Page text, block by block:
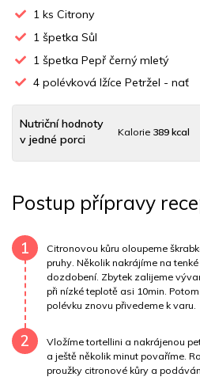
1 ks Citrony
1 špetka Sůl
1 špetka Pepř černý mletý
4 polévková lžíce Petržel - nať
Nutriční hodnoty
v jedné porci
Kalorie 389 kcal
Uhlovodany 66 g Cholesterol0 mg
Vláknina 8538.3 mg Vitamín A
Vitamín B6 0 mg
Vitamín C 26.7 mg Vitamín E 0 mg
Železo0.5 mg
Postup přípravy
1
Citronovou kůru oloupeme
pruhy. Několik nakrájíme na
dozdobení. Zbytek zalijeme
při nízké teplotě asi 10min.
polévku znovu přivedeme k varu.
2
Vložíme tortellini a nakrájenou
a ještě několik minut povaříme.
proužky citronové kůry a